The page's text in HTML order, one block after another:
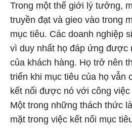
Trong một thế giới lý tưởng,
truyền đạt và gieo vào trong
mục tiêu. Các doanh nghiệp
vì duy nhất họ đáp ứng được
của khách hàng. Họ trở nên
triển khi mục tiêu của họ vẫn
kết nối được nó với công
Một trong những thách thức
mặt trong việc kết nối mục